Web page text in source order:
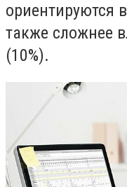
ориентируются
также сложнее
(10%).